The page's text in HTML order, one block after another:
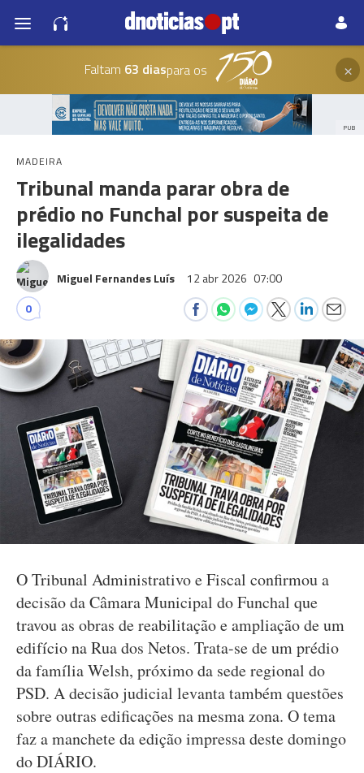
Faltam 63 diaspara os ×
PUB
MADEIRA
Tribunal manda parar obra de
prédio no Funchal por suspeita de
ilegalidades
Miguel Fernandes Luís 12 abr 2026 07:00
0
O Tribunal Administrativo e Fiscal confirmou a
decisão da Câmara Municipal do Funchal que
travou as obras de reabilitação e ampliação de um
edifício na Rua dos Netos. Trata-se de um prédio
da família Welsh, próximo da sede regional do
PSD. A decisão judicial levanta também questões
sobre outras edificações na mesma zona. O tema
faz a manchete da edição impressa deste domingo
do DIÁRIO.